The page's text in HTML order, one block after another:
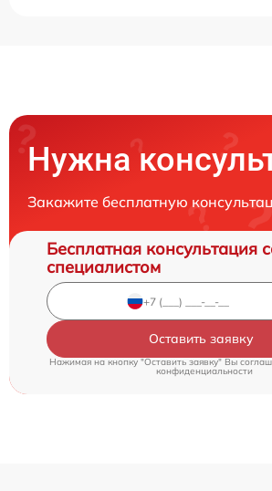
Нужна
Закажите бесплатную
Бесплатная консультация
специалистом
Оставить заявку
Нажимая на кнопку "Оставить заявку" Вы
конфиденциальности